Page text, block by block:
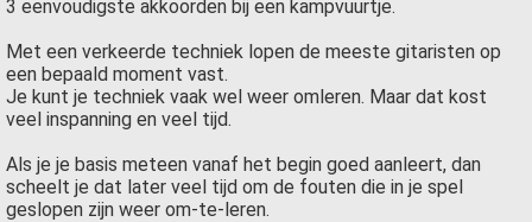
3 eenvoudigste akkoorden bij een kampvuurtje.
Met een verkeerde techniek lopen de meeste gitaristen op
een bepaald moment vast.
Je kunt je techniek vaak wel weer omleren. Maar dat kost
veel inspanning en veel tijd.
Als je je basis meteen vanaf het begin goed aanleert, dan
scheelt je dat later veel tijd om de fouten die in je spel
geslopen zijn weer om-te-leren.